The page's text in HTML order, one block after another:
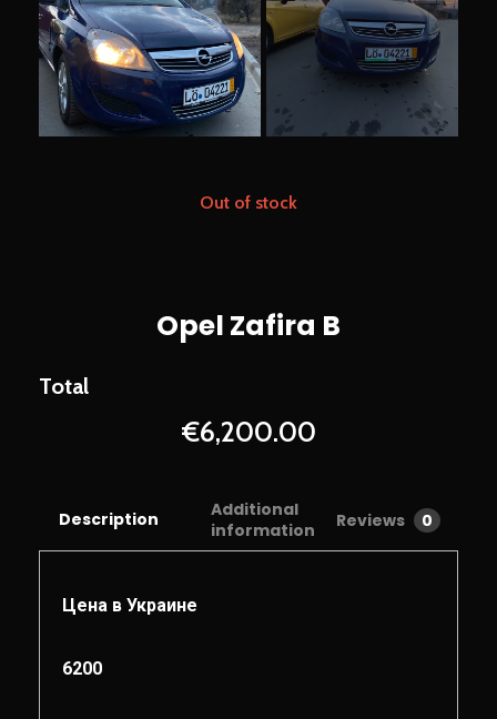
Opel Zafira B
€6,200.00
Out of stock
Description
Additional
information
Reviews 0
Цена в Украине
6200